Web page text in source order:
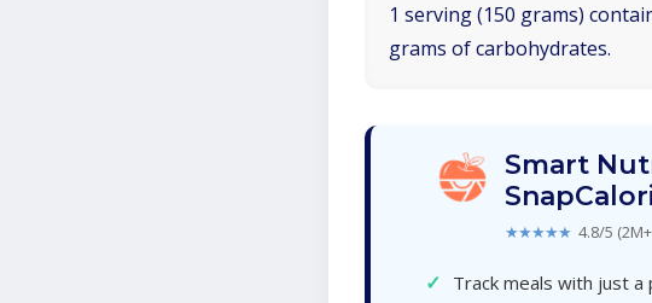
1 serving (150 grams)
grams of carbohydrates.
Smart
★★★★★ 4.8/5
✓ Track meals with just a